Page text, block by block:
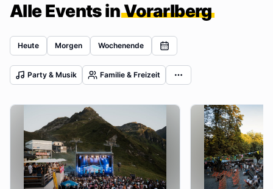
Alle Events inVorarlberg
Heute Morgen Wochenende
Party & Musik Familie & Freizeit